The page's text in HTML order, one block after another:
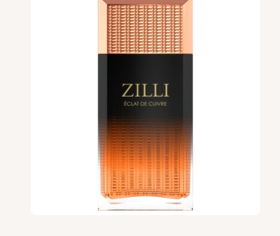
VERONIQUE GABAI
Versace
Vertus
Victoria's Secret
VIKTOR & ROLF
VILHELM PARFUMERIE
Vince Camuto